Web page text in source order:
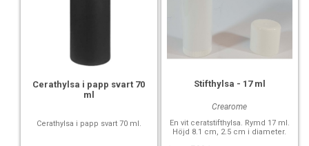
Cerathylsa i papp svart 70
ml
Cerathylsa i papp svart 70 ml.
Stifthylsa - 17 ml
Crearome
En vit ceratstifthylsa. Rymd 17 ml.
Höjd 8.1 cm, 2.5 cm i diameter.